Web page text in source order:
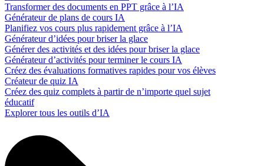
Transformer des documents en PPT grâce à l’IA
Générateur de plans de cours IA
Planifiez vos cours plus rapidement grâce à l’IA
Générateur d’idées pour briser la glace
Générer des activités et des idées pour briser la glace
Générateur d’activités pour terminer le cours IA
Créez des évaluations formatives rapides pour vos élèves
Créateur de quiz IA
Créez des quiz complets à partir de n’importe quel sujet
éducatif
Explorer tous les outils d’IA